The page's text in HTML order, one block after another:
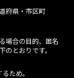
府県・市区町
場合の目的、匿名
のとおりです。
ため。